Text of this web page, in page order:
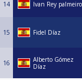
14 Ivan Rey palmeiro
15 Fidel Díaz
16
Alberto Gómez
Díaz